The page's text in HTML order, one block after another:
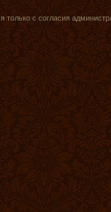
только с согласия